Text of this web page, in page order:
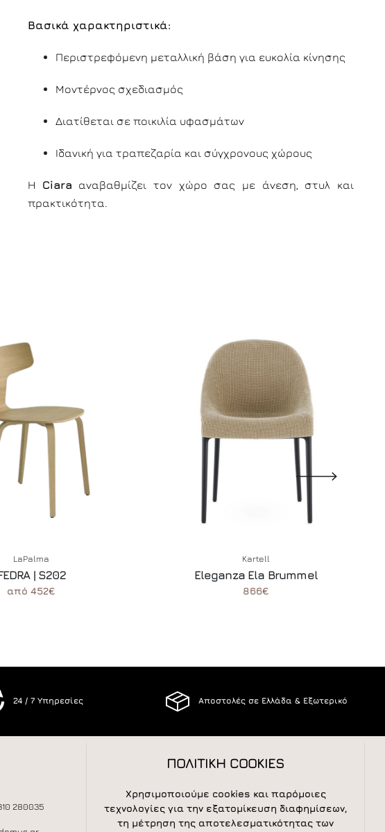
Βασικά χαρακτηριστικά:
Περιστρεφόμενη μεταλλική βάση για ευκολία κίνησης
Μοντέρνος σχεδιασμός
Διατίθεται σε ποικιλία υφασμάτων
Ιδανική για τραπεζαρία και σύγχρονους χώρους
Η Ciara αναβαθμίζει τον χώρο σας με άνεση, στυλ και
πρακτικότητα.
LaPalma
| S202
από 452€
Kartell
Eleganza Ela Brummel
866€
24 / 7 Υπηρεσίες Αποστολές σε Ελλάδα & Εξωτερικό
280035
ΠΟΛΙΤΙΚΗ COOKIES
Χρησιμοποιούμε cookies και παρόμοιες
τεχνολογίες για την εξατομίκευση διαφημίσεων,
τη μέτρηση της αποτελεσματικότητας των